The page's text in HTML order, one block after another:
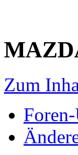
Zum